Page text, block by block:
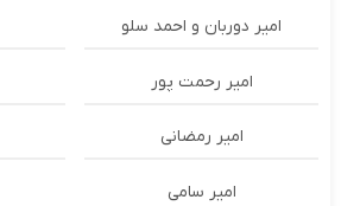
امیر دوربان و احمد سلو
امیر رحمت پور
امیر رمضانی
امیر سامی